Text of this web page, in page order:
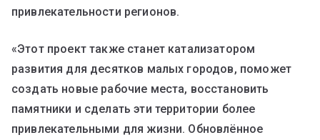
привлекательности регионов.
«Этот проект также станет катализатором
развития для десятков малых городов, поможет
создать новые рабочие места, восстановить
памятники и сделать эти территории более
привлекательными для жизни. Обновлённое